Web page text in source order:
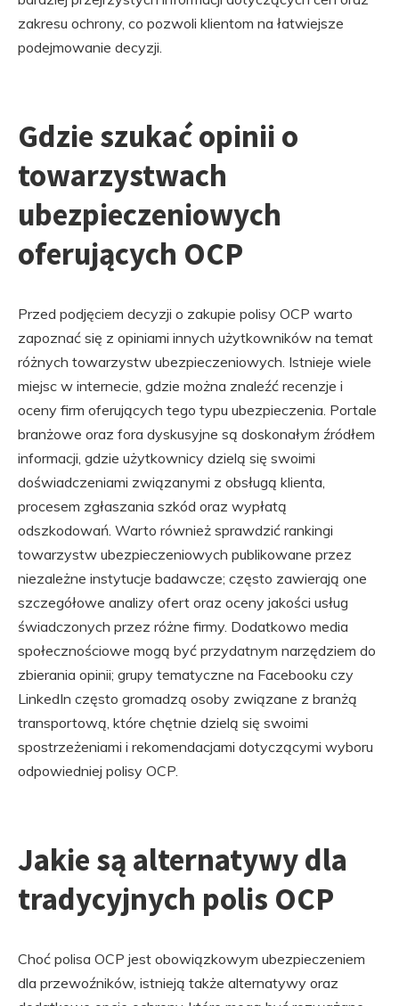
zakresu ochrony, co pozwoli klientom na łatwiejsze
podejmowanie decyzji.
Gdzie szukać opinii o
towarzystwach
ubezpieczeniowych
oferujących OCP
Przed podjęciem decyzji o zakupie polisy OCP warto
zapoznać się z opiniami innych użytkowników na temat
różnych towarzystw ubezpieczeniowych. Istnieje wiele
miejsc w internecie, gdzie można znaleźć recenzje i
oceny firm oferujących tego typu ubezpieczenia. Portale
branżowe oraz fora dyskusyjne są doskonałym źródłem
informacji, gdzie użytkownicy dzielą się swoimi
doświadczeniami związanymi z obsługą klienta,
procesem zgłaszania szkód oraz wypłatą
odszkodowań. Warto również sprawdzić rankingi
towarzystw ubezpieczeniowych publikowane przez
niezależne instytucje badawcze; często zawierają one
szczegółowe analizy ofert oraz oceny jakości usług
świadczonych przez różne firmy. Dodatkowo media
społecznościowe mogą być przydatnym narzędziem do
zbierania opinii; grupy tematyczne na Facebooku czy
LinkedIn często gromadzą osoby związane z branżą
transportową, które chętnie dzielą się swoimi
spostrzeżeniami i rekomendacjami dotyczącymi wyboru
odpowiedniej polisy OCP.
Jakie są alternatywy dla
tradycyjnych polis OCP
Choć polisa OCP jest obowiązkowym ubezpieczeniem
dla przewoźników, istnieją także alternatywy oraz